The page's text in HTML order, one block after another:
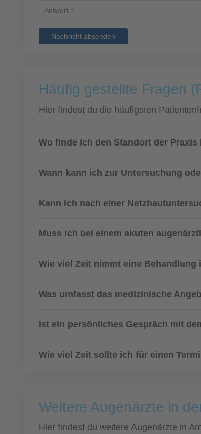
Nachricht absenden
Häufig gestellte Fragen
Hier findest du die häufigsten
Wo finde ich den Standort der
Wann kann ich zur Untersuchung
Kann ich nach einer
Muss ich bei einem akuten
Wie viel Zeit nimmt eine
Was umfasst das medizinische
Ist ein persönliches Gespräch mit
Wie viel Zeit sollte ich für einen
Weitere Augenärzte in
Hier findest du weitere Augenärzte in